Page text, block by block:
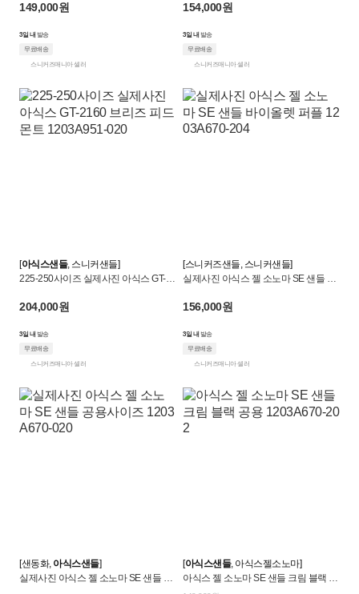
149,000원
3일 내 발송
무료배송
스니커즈매니아 셀러
154,000원
3일 내 발송
무료배송
스니커즈매니아 셀러
[아식스샌들, 스니커샌들]
225-250사이즈 실제사진 아식스 GT-21
204,000원
3일 내 발송
무료배송
스니커즈매니아 셀러
[스니커즈샌들, 스니커샌들]
실제사진 아식스 젤 소노마 SE 샌들 바
156,000원
3일 내 발송
무료배송
스니커즈매니아 셀러
[샌동화, 아식스샌들]
실제사진 아식스 젤 소노마 SE 샌들 공
[아식스샌들, 아식스젤소노마]
아식스 젤 소노마 SE 샌들 크림 블랙 공